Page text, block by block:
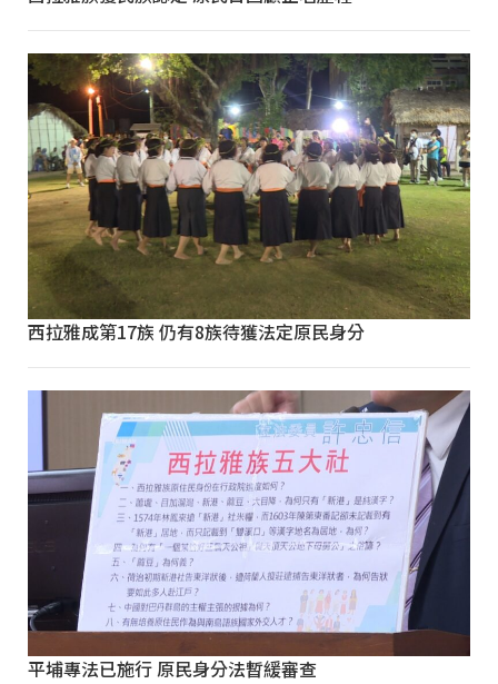
西拉雅成第17族 仍有8族待獲法定原民身分
平埔專法已施行 原民身分法暫緩審查